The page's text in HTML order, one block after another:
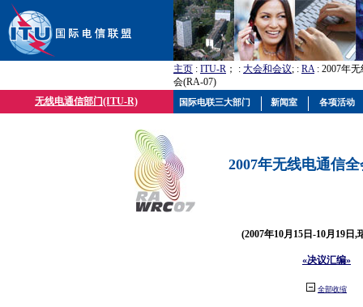
主页 : ITU-R ； : 大会和会议; : RA: 2007年
会(RA-07)
无线电通信部门(ITU-R)
2007年无线电通信
(2007年10月15日-10月19日,
«决议汇编»
全部收缩
国际电联三大部门 新闻室 各项活动